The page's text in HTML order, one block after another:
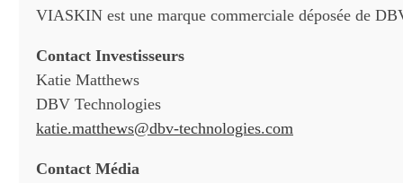
VIASKIN est une marque commerciale déposée de
Contact Investisseurs
Katie Matthews
DBV Technologies
katie.matthews@dbv-technologies.com
Contact Média